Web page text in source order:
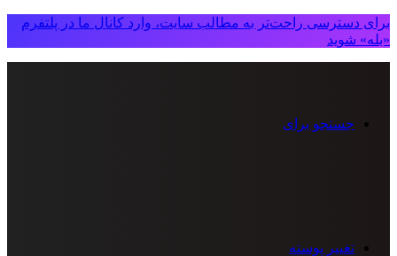
برای دسترسی راحت‌تر به مطالب سایت، وارد کانال ما در پلتفرم
«بله» شوید
جستجو برای
تغییر پوسته